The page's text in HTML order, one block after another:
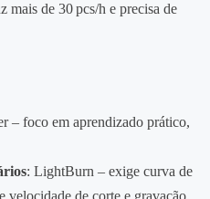
mais de 30 pcs/h e precisa de
– foco em aprendizado prático,
: LightBurn – exige curva de
velocidade de corte e gravação.